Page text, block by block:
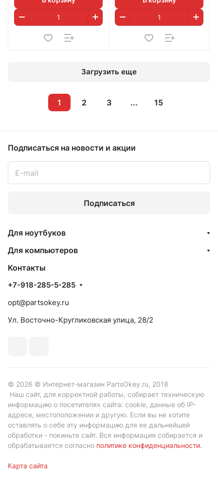
Загрузить еще
1 2 3 ... 15
Подписаться на новости и акции
Подписаться
Для ноутбуков
Для компьютеров
Контакты
+7-918-285-5-285
opt@partsokey.ru
Ул. Восточно-Кругликовская улица, 28/2
© 2026 © Интернет-магазин PartsOkey.ru, 2018
Наш сайт, для корректной работы, собирает техническую
информацию о посетителях сайта: cookie, данные об IP-
адресе, местоположении и другую. Если вы не хотите
оставлять о себе эту информацию для ее дальнейшей
обработки - покиньте сайт. Вся информация собирается и
обрабатывается согласно политике конфиденциальности.
Карта сайта